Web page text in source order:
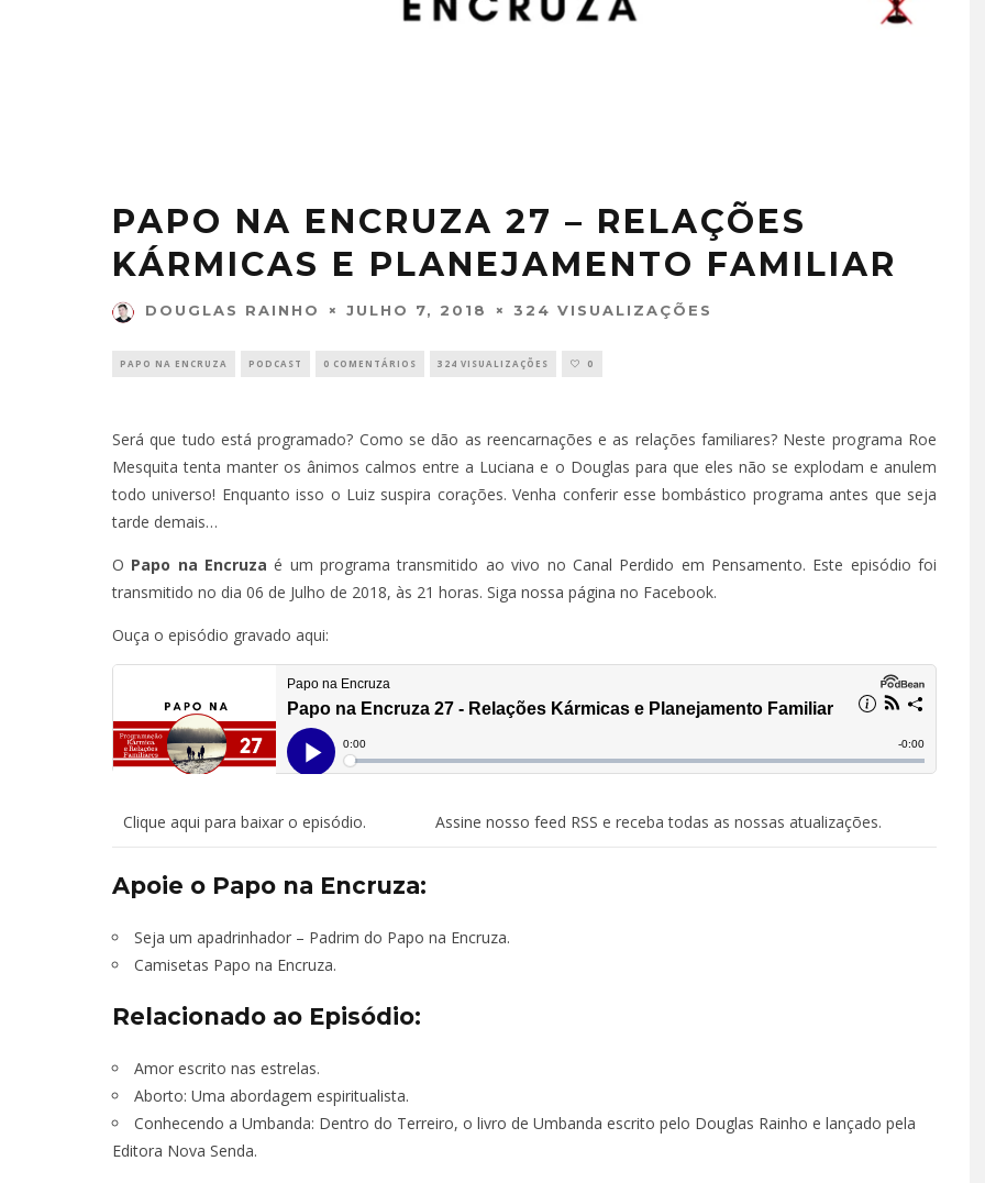
PAPO NA ENCRUZA 27 – RELAÇÕES
KÁRMICAS E PLANEJAMENTO FAMILIAR
DOUGLAS RAINHO JULHO 7, 2018 324 VISUALIZAÇÕES
PAPO NA ENCRUZA PODCAST 0 COMENTÁRIOS 324 VISUALIZAÇÕES 0
Será que tudo está programado? Como se dão as reencarnações e as relações familiares? Neste programa Roe
Mesquita tenta manter os ânimos calmos entre a Luciana e o Douglas para que eles não se explodam e anulem
todo universo! Enquanto isso o Luiz suspira corações. Venha conferir esse bombástico programa antes que seja
tarde demais…
O Papo na Encruzaé um programa transmitido ao vivo no Canal Perdido em Pensamento. Este episódio foi
transmitido no dia 06 de Julho de 2018, às 21 horas. Siga nossa página no Facebook.
Ouça o episódio gravado aqui:
Clique aqui para baixar o episódio. Assine nosso feed RSS e receba todas as nossas atualizações.
Apoie o Papo na Encruza:
Seja um apadrinhador – Padrim do Papo na Encruza.
Camisetas Papo na Encruza.
Relacionado ao Episódio:
Amor escrito nas estrelas.
Aborto: Uma abordagem espiritualista.
Conhecendo a Umbanda: Dentro do Terreiro, o livro de Umbanda escrito pelo Douglas Rainho e lançado pela
Editora Nova Senda.